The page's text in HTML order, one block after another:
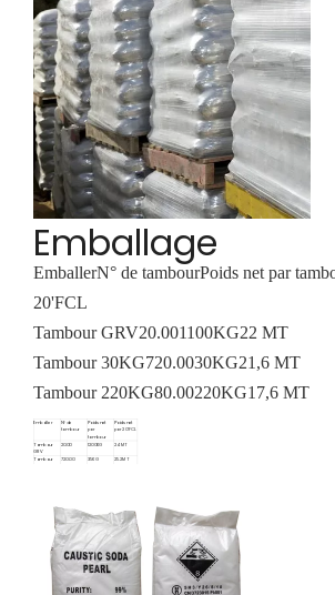
Emballage
EmballerN° de tambourPoids net par
20'FCL
Tambour GRV20.001100KG22 MT
Tambour 30KG720.0030KG21,6 MT
Tambour 220KG80.00220KG17,6 MT
Emballer N° de
tambour
Poids net
par
tambour
Poids net
par 20'FCL
Tambour
GRV
20.00 1200KG 24 MT
Tambour
720.00 35KG 25.2MT